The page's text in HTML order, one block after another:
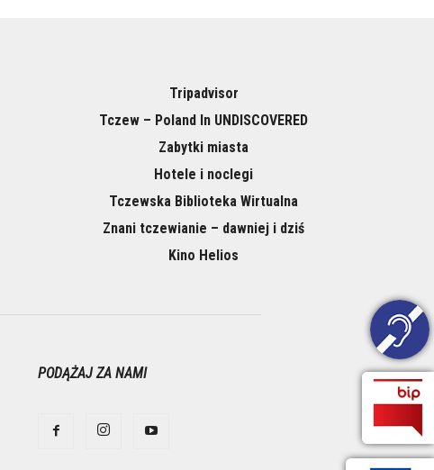
Tripadvisor
Tczew – Poland In UNDISCOVERED
Zabytki miasta
Hotele i noclegi
Tczewska Biblioteka Wirtualna
Znani tczewianie – dawniej i dziś
Kino Helios
PODĄŻAJ ZA NAMI